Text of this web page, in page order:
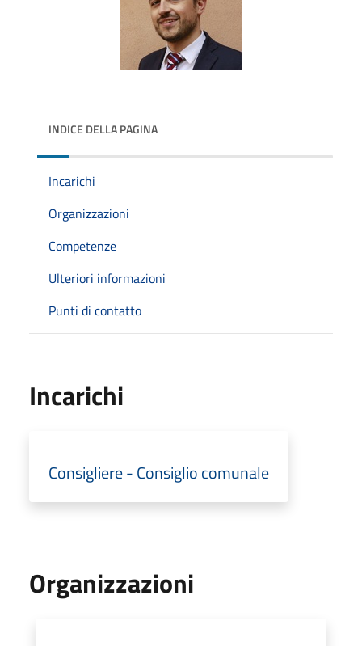
INDICE DELLA PAGINA
Incarichi
Organizzazioni
Competenze
Ulteriori informazioni
Punti di contatto
Incarichi
Consigliere - Consiglio comunale
Organizzazioni